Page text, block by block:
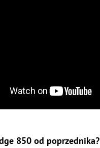
850 od poprzednika?